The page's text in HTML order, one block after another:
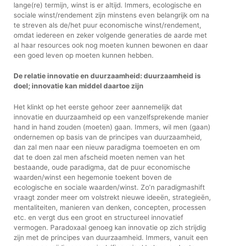
lange(re) termijn, winst is er altijd. Immers, ecologische en
sociale winst/rendement zijn minstens even belangrijk om na
te streven als de/het puur economische winst/rendement,
omdat iedereen en zeker volgende generaties de aarde met
al haar resources ook nog moeten kunnen bewonen en daar
een goed leven op moeten kunnen hebben.
De relatie innovatie en duurzaamheid: duurzaamheid is
doel; innovatie kan middel daartoe zijn
Het klinkt op het eerste gehoor zeer aannemelijk dat
innovatie en duurzaamheid op een vanzelfsprekende manier
hand in hand zouden (moeten) gaan. Immers, wil men (gaan)
ondernemen op basis van de principes van duurzaamheid,
dan zal men naar een nieuw paradigma toemoeten en om
dat te doen zal men afscheid moeten nemen van het
bestaande, oude paradigma, dat de puur economische
waarden/winst een hegemonie toekent boven de
ecologische en sociale waarden/winst. Zo’n paradigmashift
vraagt zonder meer om volstrekt nieuwe ideeën, strategieën,
mentaliteiten, manieren van denken, concepten, processen
etc. en vergt dus een groot en structureel innovatief
vermogen. Paradoxaal genoeg kan innovatie op zich strijdig
zijn met de principes van duurzaamheid. Immers, vanuit een